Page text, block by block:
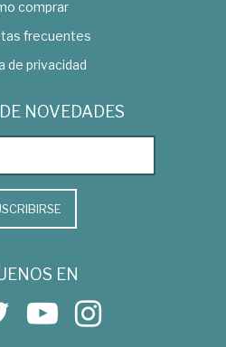
comprar
frecuentes
de privacidad
NOVEDADES
EN